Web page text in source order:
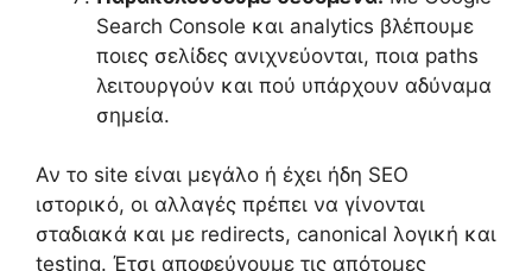
Search Console και analytics βλέπουμε
ποιες σελίδες ανιχνεύονται, ποια paths
λειτουργούν και πού υπάρχουν αδύναμα
σημεία.
Αν το site είναι μεγάλο ή έχει ήδη SEO
ιστορικό, οι αλλαγές πρέπει να γίνονται
σταδιακά και με redirects, canonical λογική και
testing. Έτσι αποφεύγουμε τις απότομες